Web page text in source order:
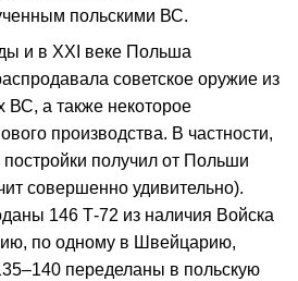
польскими ВС.
и в ХХI веке Польша
советское оружие из
ВС, а также некоторое
производства. В частности,
получил от Польши
совершенно удивительно).
146 Т-72 из наличия Войска
по одному в Швейцарию,
переделаны в польскую